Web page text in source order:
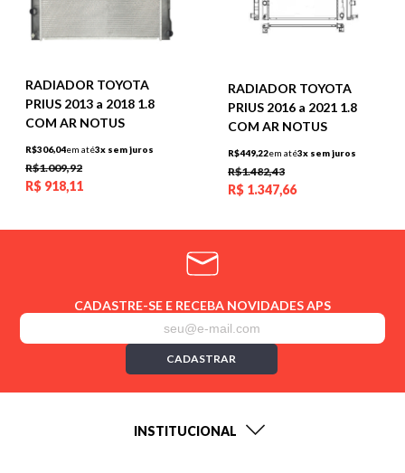
RADIADOR TOYOTA
PRIUS 2013 a 2018 1.8
COM AR NOTUS
R$306,04em até3x sem juros
R$1.009,92
R$ 918,11
RADIADOR TOYOTA
PRIUS 2016 a 2021 1.8
COM AR NOTUS
R$449,22em até3x sem juros
R$1.482,43
R$ 1.347,66
CADASTRE-SE E RECEBA NOVIDADES APS
CADASTRAR
INSTITUCIONAL